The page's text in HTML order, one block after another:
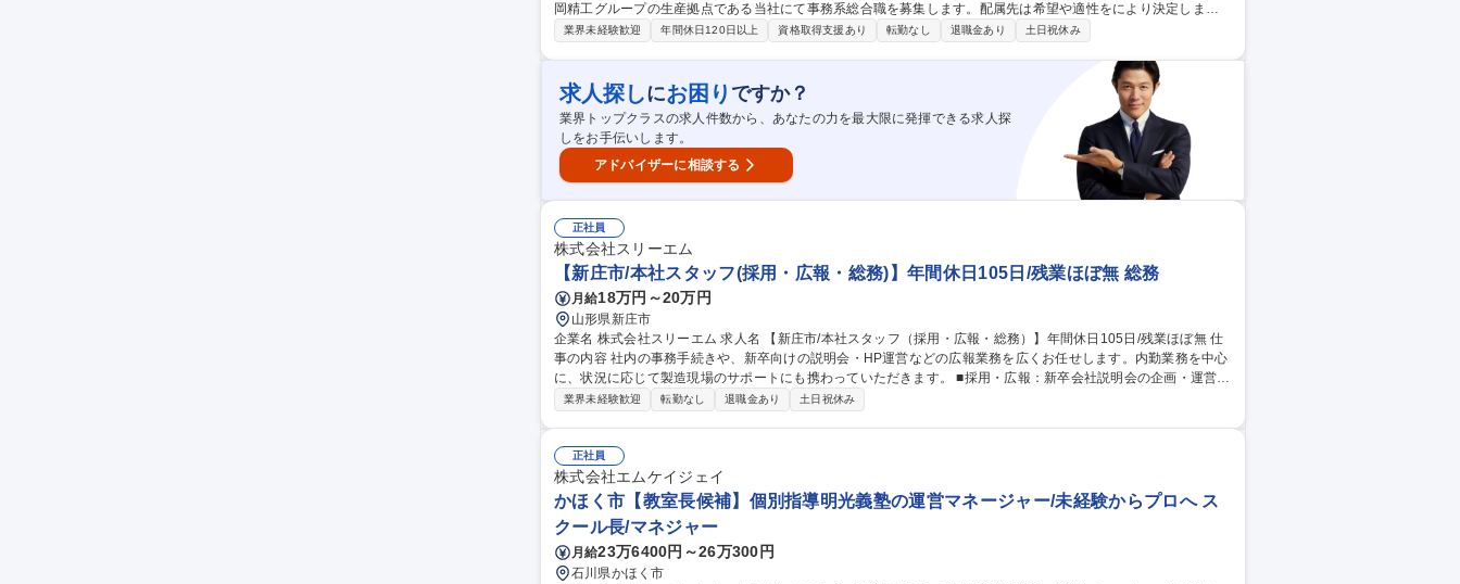
岡精工グループの生産拠点である当社にて事務系総合職を募集します。配属先は希望や適性をにより決定しま
す。 【配属先候補】◇生産管理(納期調整や生産管理、ピープルマネジメント、予算組みなど) ◇調達(仕入先との
職/★POSレジで有名な寺岡精工グループ/年休122日
業界未経験歓迎 年間休日120日以上 資格取得支援あり 転勤なし 退職金あり 土日祝休み
求人探しにお困り ですか？
業界トップクラスの求人件数から、あなたの力を最大限に発揮できる求人探
しをお手伝いします。
アドバイザーに相談する
正社員
株式会社スリーエム
【新庄市/本社スタッフ(採用・広報・総務)】年間休日105日/残業ほぼ無 総務
月給18万円～20万円
山形県新庄市
企業名 株式会社スリーエム 求人名 【新庄市/本社スタッフ（採用・広報・総務）】年間休日105日/残業ほぼ無 仕
事の内容 社内の事務手続きや、新卒向けの説明会・HP運営などの広報業務を広くお任せします。内勤業務を中心
に、状況に応じて製造現場のサポートにも携わっていただきます。 ■採用・広報：新卒会社説明会の企画・運営、
応募者の面接対応、ホームページの更新や情報発信 ■総務・事務：パソコンを使用した各種書類作成、データ入
す 募集職種 【新庄市/本社スタッフ（採用・広報・総務）】年間休日105日/残業ほぼ無
業界未経験歓迎 転勤なし 退職金あり 土日祝休み
正社員
株式会社エムケイジェイ
かほく市【教室長候補】個別指導明光義塾の運営マネージャー/未経験からプロへ ス
クール長/マネジャー
月給23万6400円～26万300円
石川県かほく市